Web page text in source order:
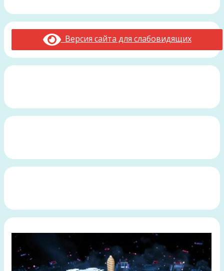
Версия сайта для слабовидящих